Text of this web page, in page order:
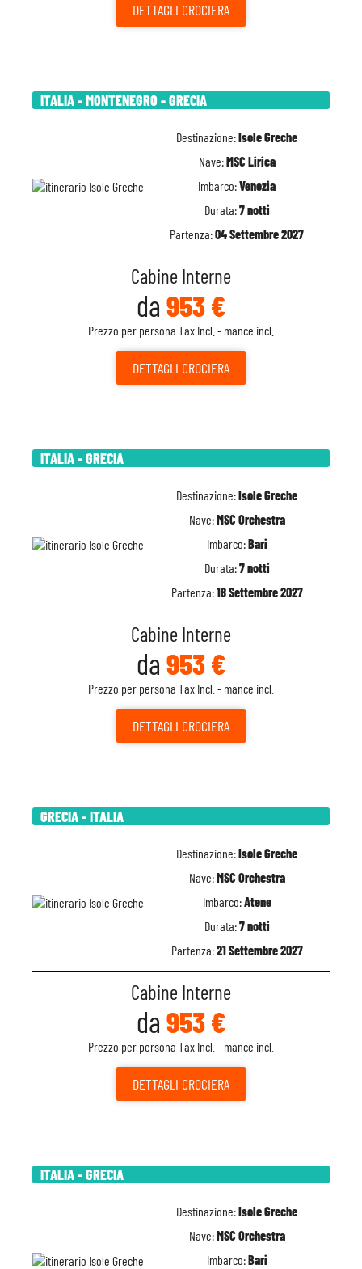
DETTAGLI CROCIERA
ITALIA - MONTENEGRO - GRECIA
Destinazione:Isole Greche
Nave:MSC Lirica
Imbarco:Venezia
Durata:7 notti
Partenza:04 Settembre 2027
Cabine Interne
da 953 €
Prezzo per persona Tax Incl. - mance incl.
DETTAGLI CROCIERA
ITALIA - GRECIA
Destinazione:Isole Greche
Nave:MSC Orchestra
Imbarco:Bari
Durata:7 notti
Partenza:18 Settembre 2027
Cabine Interne
da 953 €
Prezzo per persona Tax Incl. - mance incl.
DETTAGLI CROCIERA
GRECIA - ITALIA
Destinazione:Isole Greche
Nave:MSC Orchestra
Imbarco:Atene
Durata:7 notti
Partenza:21 Settembre 2027
Cabine Interne
da 953 €
Prezzo per persona Tax Incl. - mance incl.
DETTAGLI CROCIERA
ITALIA - GRECIA
Destinazione:Isole Greche
Nave:MSC Orchestra
Imbarco:Bari